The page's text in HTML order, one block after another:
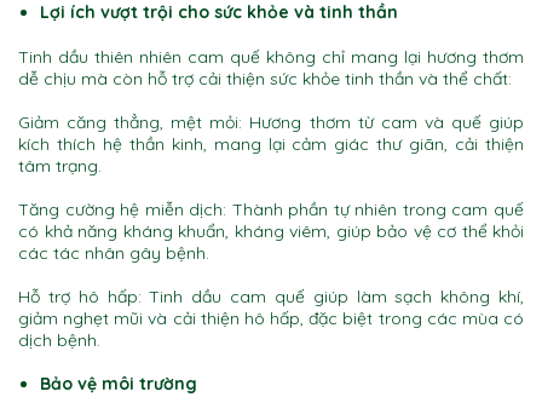
Lợi ích vượt trội cho sức khỏe và tinh thần
Tinh dầu thiên nhiên cam quế không chỉ mang lại hương thơm
dễ chịu mà còn hỗ trợ cải thiện sức khỏe tinh thần và thể chất:
Giảm căng thẳng, mệt mỏi: Hương thơm từ cam và quế giúp
kích thích hệ thần kinh, mang lại cảm giác thư giãn, cải thiện
tâm trạng.
Tăng cường hệ miễn dịch: Thành phần tự nhiên trong cam quế
có khả năng kháng khuẩn, kháng viêm, giúp bảo vệ cơ thể khỏi
các tác nhân gây bệnh.
Hỗ trợ hô hấp: Tinh dầu cam quế giúp làm sạch không khí,
giảm nghẹt mũi và cải thiện hô hấp, đặc biệt trong các mùa có
dịch bệnh.
Bảo vệ môi trường